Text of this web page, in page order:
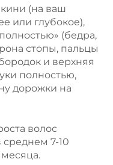
(на ваш
или глубокое),
(бедра,
стопы, пальцы
и верхняя
полностью,
дорожки на
волос
7-10
месяца.